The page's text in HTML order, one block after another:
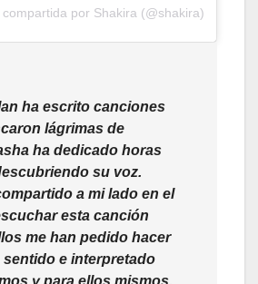
por Shakira (@shakira)
ha escrito canciones
lágrimas de
ha dedicado horas
su voz.
a mi lado en el
esta canción
me han pedido hacer
sentido e interpretado